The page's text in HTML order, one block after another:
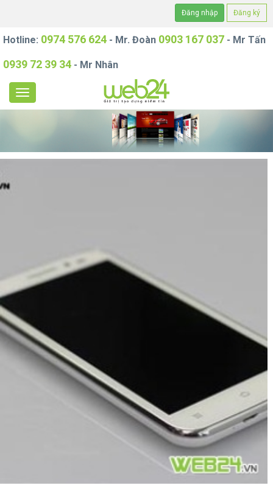
Đăng nhập Đăng ký
Hotline: 0974 576 624 - Mr. Đoàn 0903 167 037 - Mr Tấn
0939 72 39 34 - Mr Nhân